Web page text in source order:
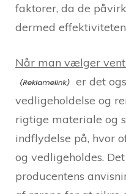
faktorer, da de
dermed
Når man vælger
er det
vedligeholdelse og
rigtige materiale og
indflydelse på, hvor
og vedligeholdes.
producentens